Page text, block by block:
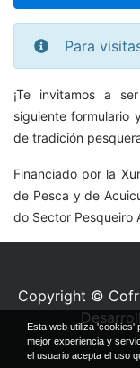
Esta web utiliza 'cookies'
mejor experiencia y
el usuario acepta el uso
Para
¡Te invitamos a
siguiente formulario
de tradición
Financiado por la
de Pesca y de
do Sector Pesqueiro
Copyright ©